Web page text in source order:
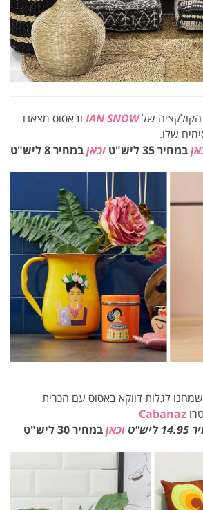
הקולקציה שלIAN SNOW ובאסוס מצאנו
שלו.
במחיר 35 ליש"ט וכאןבמחיר 8 ליש"ט
לגלות דווקא באסוס עם הכרית
Cabanaz
וכאןבמחיר 30 ליש"ט